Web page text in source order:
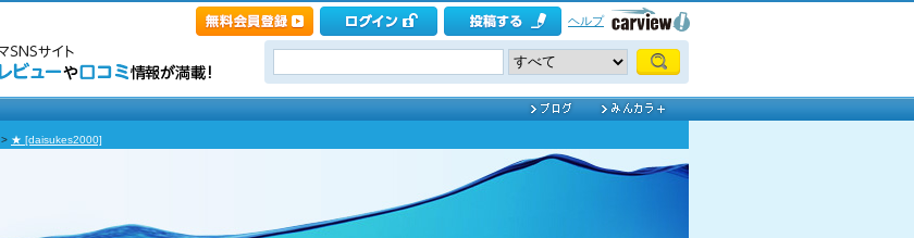
ヘルプ
> ★ [daisukes2000]